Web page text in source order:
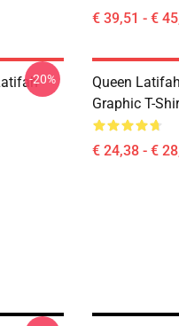
€ 39,51 - €
-20%
Queen
Graphic T-
€ 24,38 - €